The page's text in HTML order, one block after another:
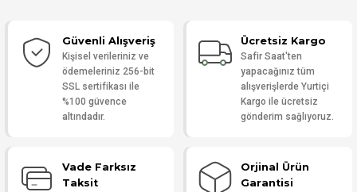
Yorum Yaz
Güvenli Alışveriş
Kişisel verileriniz ve
ödemeleriniz 256-bit
SSL sertifikası ile
%100 güvence
altındadır.
Ücretsiz Kargo
Safir Saat'ten
yapacağınız tüm
alışverişlerde Yurtiçi
Kargo ile ücretsiz
gönderim sağlıyoruz.
Vade Farksız
Taksit
Orjinal Ürün
Garantisi